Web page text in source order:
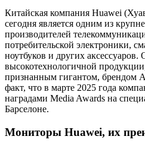
Китайская компания Huawei
сегодня является одним из
производителей
потребительской электроники,
ноутбуков и других аксессуаров.
высокотехнологичной
признанным гигантом, брендом
факт, что в марте 2025 года
наградами Media Awards на
Барселоне.
Мониторы Huawei, их